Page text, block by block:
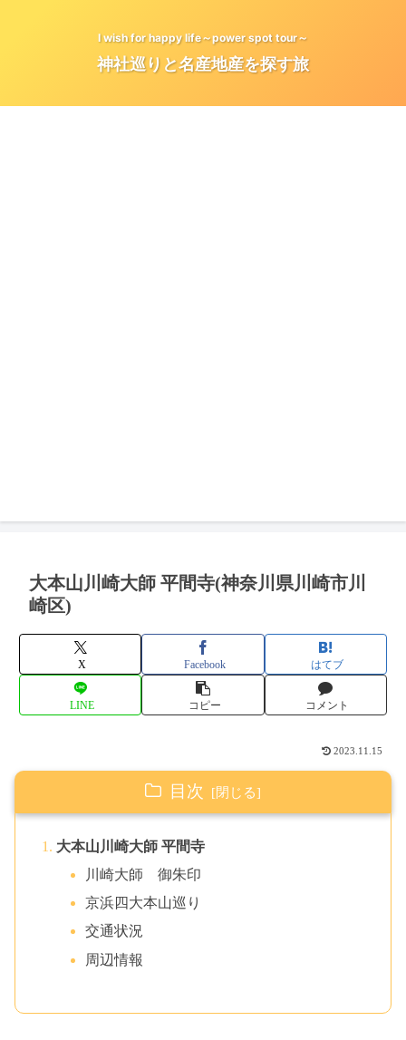
I wish for happy life～power spot tour～
神社巡りと名産地産を探す旅
大本山川崎大師 平間寺(神奈川県川崎市川
崎区)
X Facebook はてブ
LINE コピー コメント
2023.11.15
目次
大本山川崎大師 平間寺
川崎大師 御朱印
京浜四大本山巡り
交通状況
周辺情報